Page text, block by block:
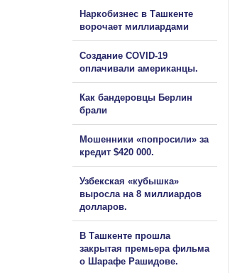
Наркобизнес в Ташкенте
ворочает миллиардами
Создание COVID-19
оплачивали американцы.
Как бандеровцы Берлин
брали
Мошенники «попросили» за
кредит $420 000.
Узбекская «кубышка»
выросла на 8 миллиардов
долларов.
В Ташкенте прошла
закрытая премьера фильма
о Шарафе Рашидове.